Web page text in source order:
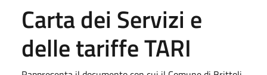
Carta dei Servizi e
delle tariffe TARI